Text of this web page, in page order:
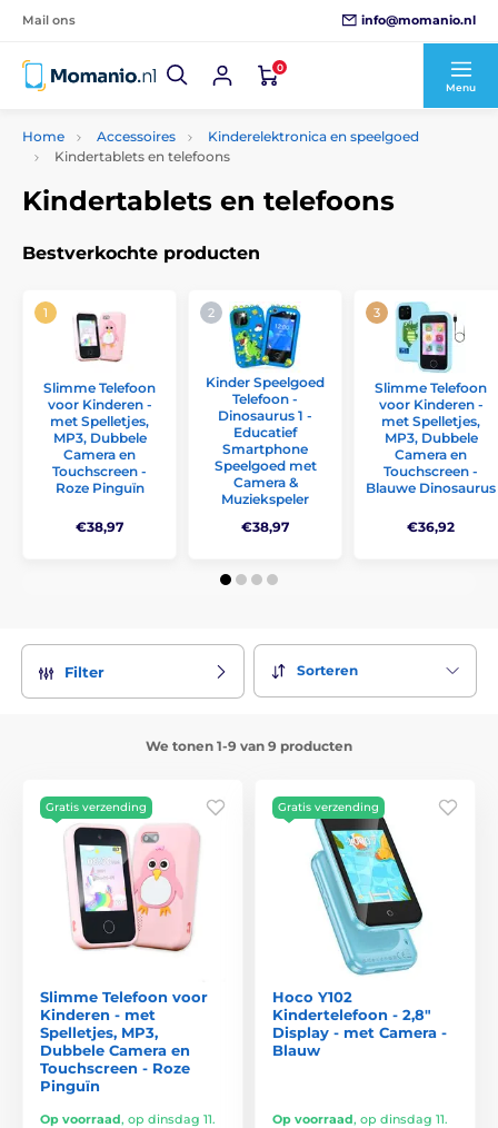
Mail ons info@momanio.nl
0
Menu
Home Accessoires
Kinderelektronica en speelgoed
Kindertablets en telefoons
Kindertablets en telefoons
Bestverkochte producten
Slimme Telefoon
voor Kinderen -
met Spelletjes,
MP3, Dubbele
Camera en
Touchscreen -
Roze Pinguïn
€38,97
Kinder Speelgoed
Telefoon -
Dinosaurus 1 -
Educatief
Smartphone
Speelgoed met
Camera &
Muziekspeler
€38,97
Slimme Telefoon
voor Kinderen -
met Spelletjes,
MP3, Dubbele
Camera en
Touchscreen -
Blauwe Dinosaurus
€36,92
Filter Sorteren
We tonen 1-9 van 9 producten
Gratis verzending
Slimme Telefoon voor
Kinderen - met
Spelletjes, MP3,
Dubbele Camera en
Touchscreen - Roze
Pinguïn
Op voorraad, op dinsdag 11.
Gratis verzending
Hoco Y102
Kindertelefoon - 2,8"
Display - met Camera -
Blauw
Op voorraad, op dinsdag 11.